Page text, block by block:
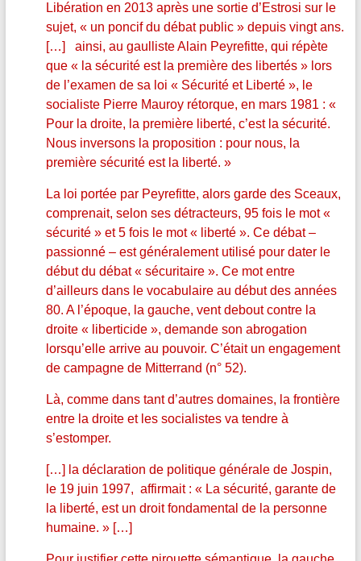
Libération en 2013 après une sortie d’Estrosi sur le
sujet, « un poncif du débat public » depuis vingt ans.
[…] ainsi, au gaulliste Alain Peyrefitte, qui répète
que « la sécurité est la première des libertés » lors
de l’examen de sa loi « Sécurité et Liberté », le
socialiste Pierre Mauroy rétorque, en mars 1981 : «
Pour la droite, la première liberté, c’est la sécurité.
Nous inversons la proposition : pour nous, la
première sécurité est la liberté. »
La loi portée par Peyrefitte, alors garde des Sceaux,
comprenait, selon ses détracteurs, 95 fois le mot «
sécurité » et 5 fois le mot « liberté ». Ce débat –
passionné – est généralement utilisé pour dater le
début du débat « sécuritaire ». Ce mot entre
d’ailleurs dans le vocabulaire au début des années
80. A l’époque, la gauche, vent debout contre la
droite « liberticide », demande son abrogation
lorsqu’elle arrive au pouvoir. C’était un engagement
de campagne de Mitterrand (n° 52).
Là, comme dans tant d’autres domaines, la frontière
entre la droite et les socialistes va tendre à
s’estomper.
[…] la déclaration de politique générale de Jospin,
le 19 juin 1997, affirmait : « La sécurité, garante de
la liberté, est un droit fondamental de la personne
humaine. » […]